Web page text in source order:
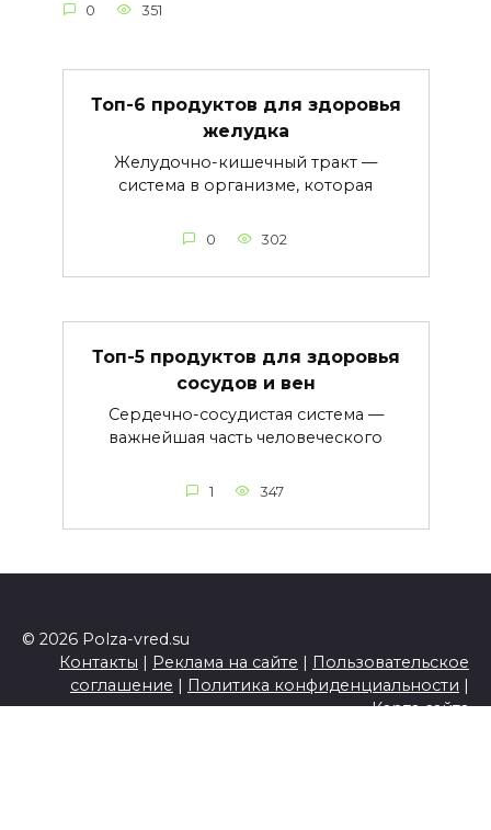
0 351
Топ-6 продуктов для здоровья
желудка
Желудочно-кишечный тракт —
система в организме, которая
0 302
Топ-5 продуктов для здоровья
сосудов и вен
Сердечно-сосудистая система —
важнейшая часть человеческого
1 347
© 2026 Polza-vred.su
Контакты | Реклама на сайте | Пользовательское
соглашение | Политика конфиденциальности |
Карта сайта